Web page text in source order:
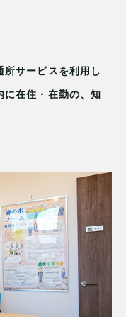
所サービスを利用し
に在住・在勤の、知